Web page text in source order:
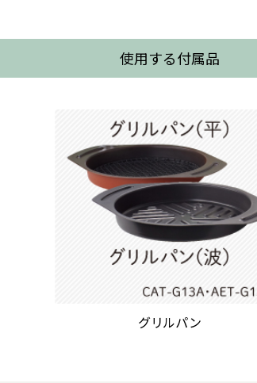
使用する付属品
グリルパン